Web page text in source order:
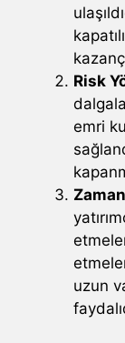
Risk
emri
uzun